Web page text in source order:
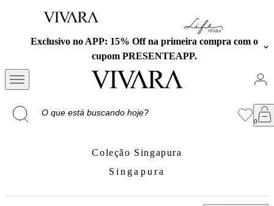
Exclusivo no APP: 15% Off na primeira compra com o
cupom PRESENTEAPP.
Coleção Singapura
Singapura